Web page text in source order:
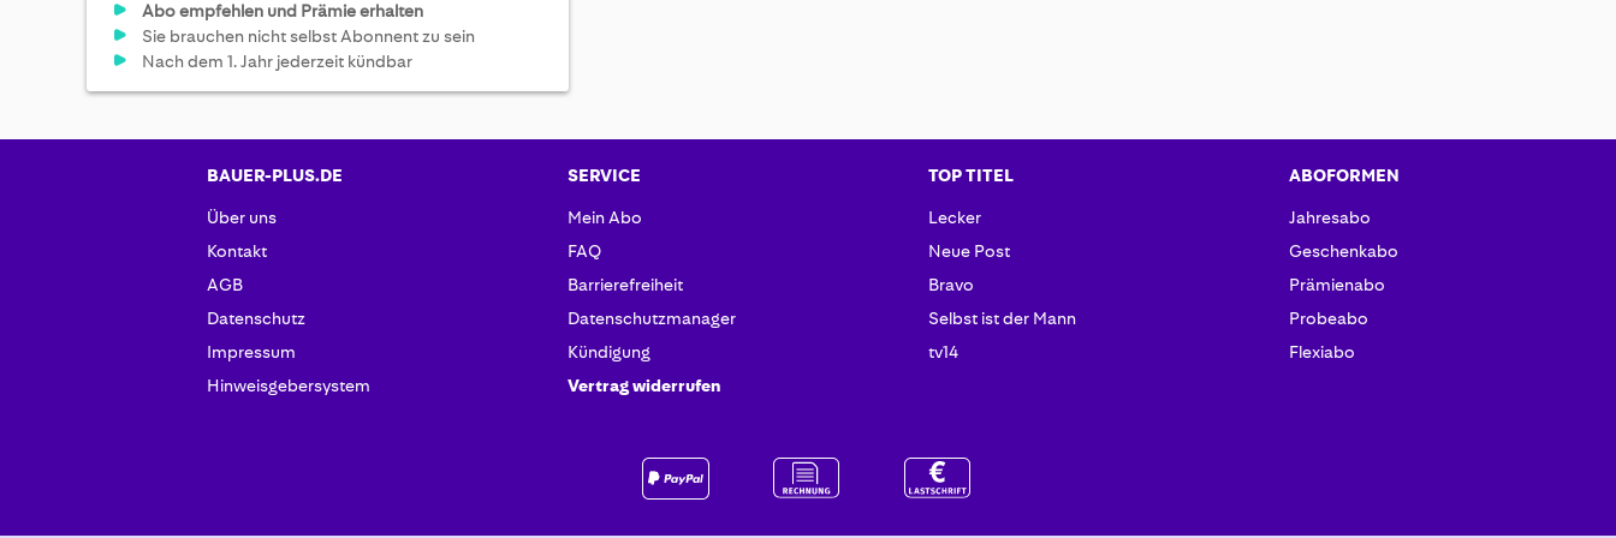
Abo empfehlen und Prämie erhalten
Sie brauchen nicht selbst Abonnent zu sein
Nach dem 1. Jahr jederzeit kündbar
BAUER-PLUS.DE
Über uns
Kontakt
AGB
Datenschutz
Impressum
Hinweisgebersystem
SERVICE
Mein Abo
FAQ
Barrierefreiheit
Datenschutzmanager
Kündigung
Vertrag widerrufen
TOP TITEL
Lecker
Neue Post
Bravo
Selbst ist der Mann
tv14
ABOFORMEN
Jahresabo
Geschenkabo
Prämienabo
Probeabo
Flexiabo